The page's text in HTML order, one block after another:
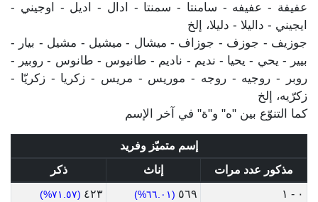
عفيفة - عفيفه - سامنتا - سمنتا - ادال - اديل - اوجيني -
ايجيني - داليلا - دليلا، إلخ
جوزيف - جوزف - جوزاف - ميشال - ميشيل - مشيل - بيار -
بيير - يحي - يحيا - نديم - ناديم - طانيوس - طانوس - روبير -
روبر - روجيه - روجه - موريس - مريس - زكريا - زكريّا -
زكرّيه، إلخ
كما التنوّع بين "ه" و"ة" في آخر الإسم
إسم متميّز وفريد
مذكور عدد مرات
إناث
ذكر
٠ - ١
٥٦٩ (٦٦.٠١%) ٤٢٣ (٧١.٥٧%)